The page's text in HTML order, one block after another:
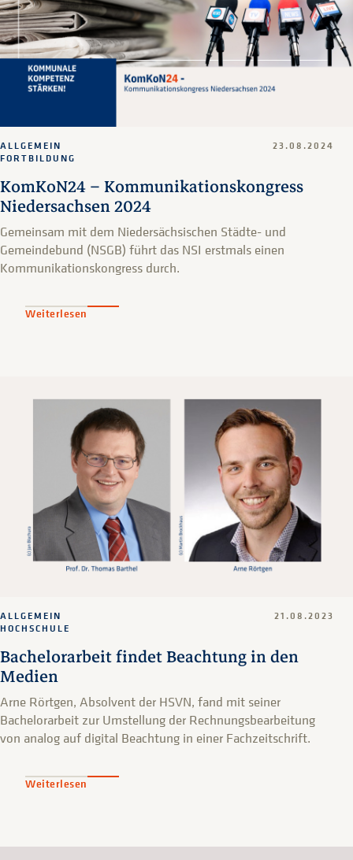
KomKoN24 – Kommunikationskongress
Niedersachsen 2024
ALLGEMEIN
FORTBILDUNG
23.08.2024
Gemeinsam mit dem Niedersächsischen Städte- und
Gemeindebund (NSGB) führt das NSI erstmals einen
Kommunikationskongress durch.
Weiterlesen
Bachelorarbeit findet Beachtung in den
Medien
ALLGEMEIN
HOCHSCHULE
21.08.2023
Arne Rörtgen, Absolvent der HSVN, fand mit seiner
Bachelorarbeit zur Umstellung der Rechnungsbearbeitung
von analog auf digital Beachtung in einer Fachzeitschrift.
Weiterlesen